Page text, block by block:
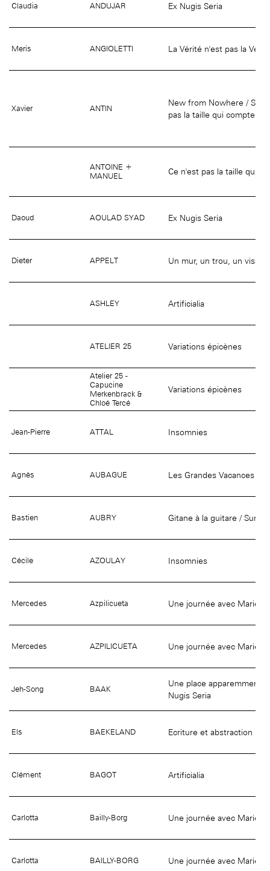
Claudia ANDUJAR Ex Nugis Seria
Meris ANGIOLETTI La Vérité n'est pas la
Xavier ANTIN
New from Nowhere / Sur
pas la taille qui compte
ANTOINE +
MANUEL
Ce n'est pas la taille qui
Daoud AOULAD SYAD Ex Nugis Seria
Dieter APPELT Un mur, un trou, un visage
ASHLEY Artificialia
ATELIER 25 Variations épicènes
Atelier 25 -
Capucine
Merkenbrack &
Chloé Tercé
Variations épicènes
Jean-Pierre ATTAL Insomnies
Agnès AUBAGUE Les Grandes Vacances
Bastien AUBRY Gitane à la guitare / Sur le
Cécile AZOULAY Insomnies
Mercedes Azpilicueta Une journée avec Marie
Mercedes AZPILICUETA Une journée avec Marie
Jeh-Song BAAK
Une place apparemment
Nugis Seria
Els BAEKELAND Ecriture et abstraction
Clément BAGOT Artificialia
Carlotta Bailly-Borg Une journée avec Marie
Carlotta BAILLY-BORG Une journée avec Marie